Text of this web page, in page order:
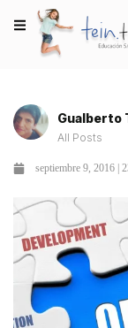
Gualberto
All Posts
septiembre 9, 2016 |